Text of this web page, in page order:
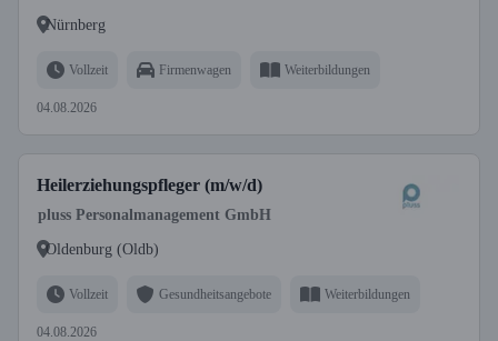
Nürnberg
Vollzeit Firmenwagen Weiterbildungen
04.08.2026
Heilerziehungspfleger (m/w/d)
pluss Personalmanagement GmbH
Oldenburg (Oldb)
Vollzeit Gesundheitsangebote Weiterbildungen
04.08.2026